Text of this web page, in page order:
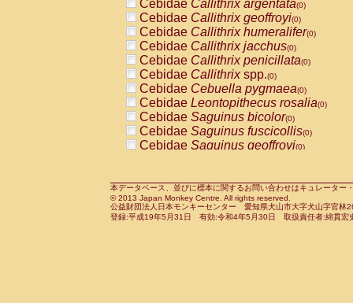
PitheciidaeCallicebusspp.(0)
PitheciidaeChiropotes satanas(0)
PitheciidaePithecia monachus
PitheciidaePithecia pithecia(0)
CercopithecidaeCercocebus agilis
CercopithecidaeCercocebus
CercopithecidaeCercocebus
CercopithecidaeCercocebus
CercopithecidaeCercocebus
CercopithecidaeCercocebushybrid
CercopithecidaePapio anubis(0)
CercopithecidaePapio cynocephalus
CercopithecidaePapio hamadryas(0)
Cebidae Callithrix argentata(0)
Cebidae Callithrix geoffroyi(0)
Cebidae Callithrix humeralifer(0)
Cebidae Callithrix jacchus(0)
Cebidae Callithrix penicillata(0)
Cebidae Callithrixspp.(0)
Cebidae Cebuella pygmaea(0)
Cebidae Leontopithecus rosalia(0)
Cebidae Saguinus bicolor(0)
Cebidae Saguinus fuscicollis(0)
Cebidae Saguinus geoffroyi(0)
CebidaeSaguinus leucopus(0)
CebidaeSaguinus midas(0)
Cebidae Saguinus mystax(0)
本データベース、並びに標本に関するお問い合わせはキュレータ
© 2013 Japan Monkey Centre. All rights reserved.
公益財団法人日本モンキーセンター 愛知県犬山市大字犬山字官
登録:平成19年5月31日 有効:令和4年5月30日 取扱責任者:綿貫宏